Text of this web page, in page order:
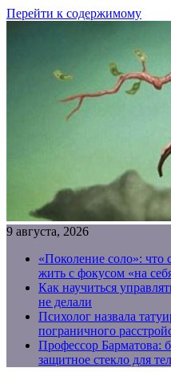
Перейти к содержимому
9 августа, 2026
«Поколение соло»: что
жить с фокусом «на
Как научиться
не делали
Психолог назвала
пограничного
Профессор Барматова:
защитное стекло для